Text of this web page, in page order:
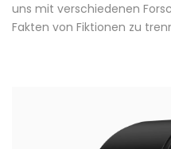
uns mit verschiedenen
Fakten von Fiktionen zu